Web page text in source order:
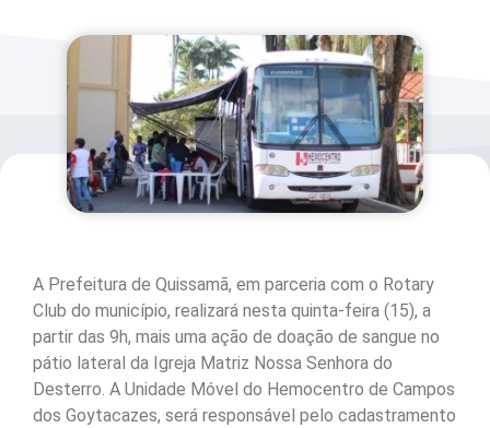
A Prefeitura de Quissamã, em parceria com o Rotary
Club do município, realizará nesta quinta-feira (15), a
partir das 9h, mais uma ação de doação de sangue no
pátio lateral da Igreja Matriz Nossa Senhora do
Desterro. A Unidade Móvel do Hemocentro de Campos
dos Goytacazes, será responsável pelo cadastramento